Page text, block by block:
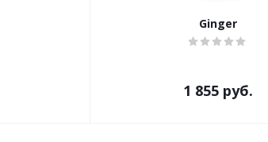
Ginger
1 855 руб.